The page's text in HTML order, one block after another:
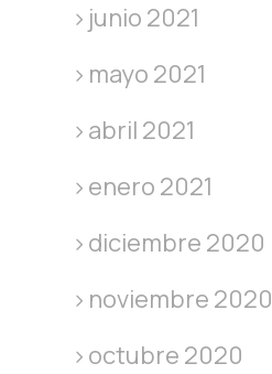
junio 2021
mayo 2021
abril 2021
enero 2021
diciembre 2020
noviembre 2020
octubre 2020